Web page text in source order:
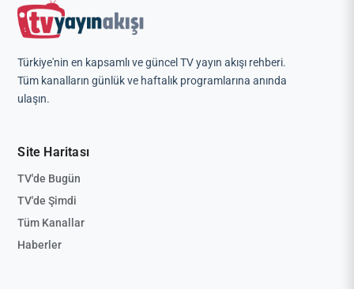
Türkiye'nin en kapsamlı ve güncel TV yayın akışı rehberi.
Tüm kanalların günlük ve haftalık programlarına anında
ulaşın.
Site Haritası
TV'de Bugün
TV'de Şimdi
Tüm Kanallar
Haberler